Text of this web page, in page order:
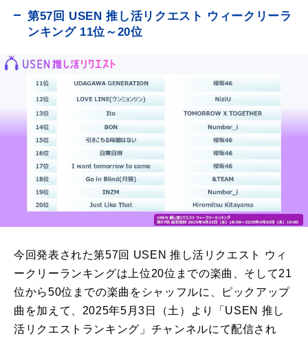
第57回 USEN 推し活リクエスト ウィークリーラ
ンキング 11位～20位
今回発表された第57回 USEN 推し活リクエスト ウィ
ークリーランキングは上位20位までの楽曲、そして21
位から50位までの楽曲をシャッフルに、ピックアップ
曲を加えて、2025年5月3日（土）より「USEN 推し
活リクエストランキング」チャンネルにて配信され